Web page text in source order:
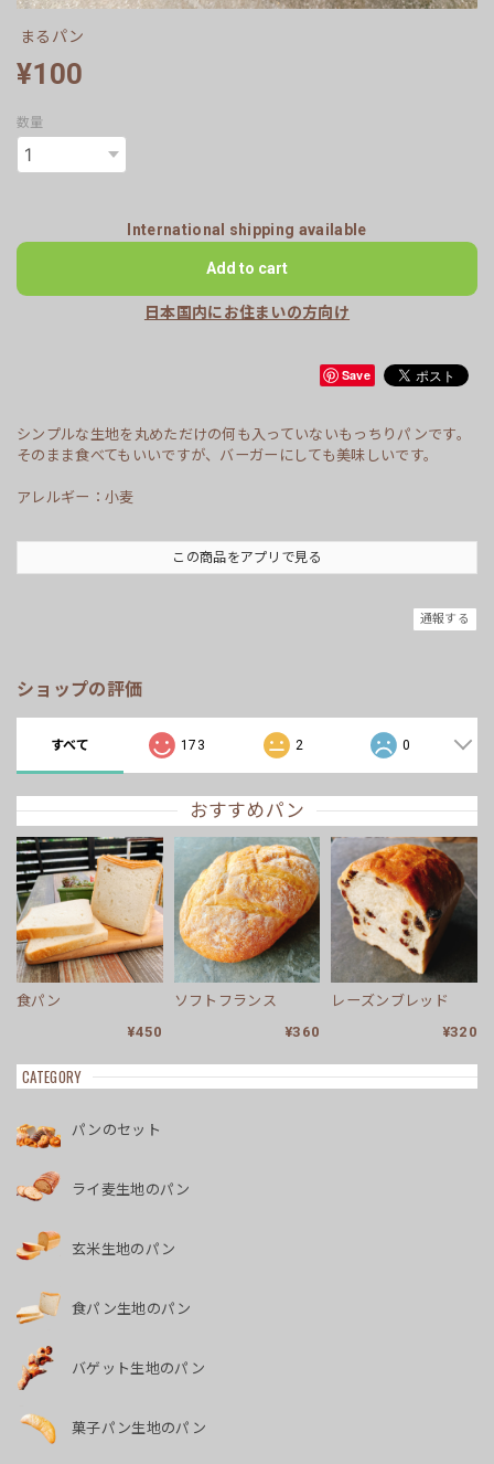
CATEGORY
パンのセット
ライ麦生地のパン
玄米生地のパン
食パン生地のパン
バゲット生地のパン
菓子パン生地のパン
まるパン
¥100
数量
International shipping available
Add to cart
日本国内にお住まいの方向け
Save
シンプルな生地を丸めただけの何も入っていないもっちりパンです。
そのまま食べてもいいですが、バーガーにしても美味しいです。
アレルギー：小麦
この商品をアプリで見る
通報する
ショップの評価
すべて 173 2 0
おすすめパン
食パン
¥450
ソフトフランス
¥360
レーズンブレッド
¥320